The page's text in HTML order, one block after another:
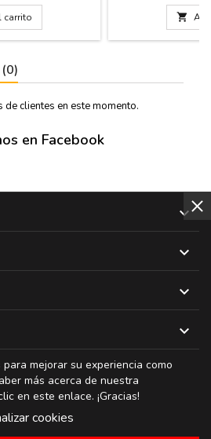
carrito 
de clientes en este momento.
en Facebook




mejorar su experiencia como
más acerca de nuestra
en este enlace. ¡Gracias!
cookies